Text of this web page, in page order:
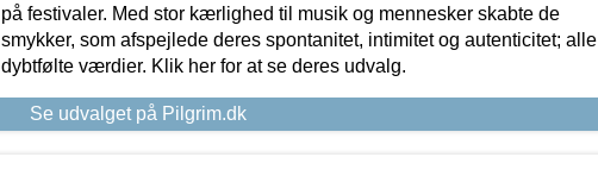
på festivaler. Med stor kærlighed til musik og mennesker skabte de
smykker, som afspejlede deres spontanitet, intimitet og autenticitet; alle
dybtfølte værdier. Klik her for at se deres udvalg.
Se udvalget på Pilgrim.dk